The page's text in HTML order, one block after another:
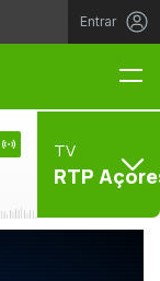
Entrar
TV
RTP